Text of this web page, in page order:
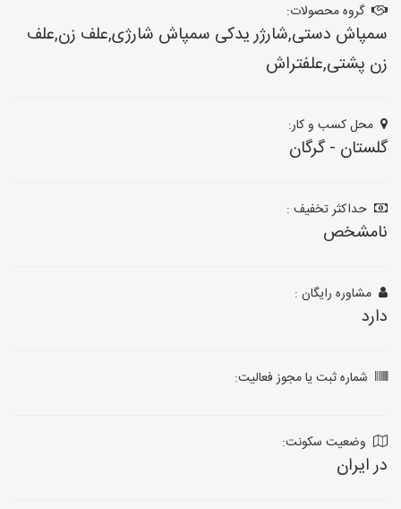
گروه محصولات:
سمپاش دستی,شارژر یدکی سمپاش شارژی,علف زن,علف
زن پشتی,علفتراش
محل کسب و کار:
گلستان - گرگان
حداکثر تخفیف :
نامشخص
مشاوره رایگان :
دارد
شماره ثبت یا مجوز فعالیت:
وضعیت سکونت:
در ایران